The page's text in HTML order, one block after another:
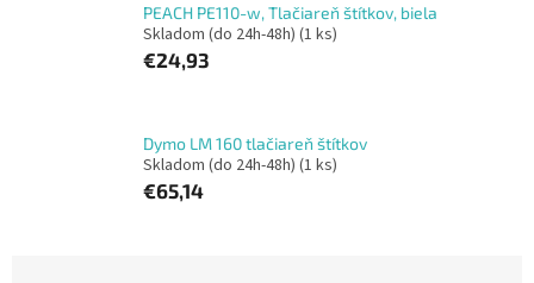
PEACH PE110-w, Tlačiareň štítkov, biela
Skladom (do 24h-48h) (1 ks)
€24,93
Dymo LM 160 tlačiareň štítkov
Skladom (do 24h-48h) (1 ks)
€65,14